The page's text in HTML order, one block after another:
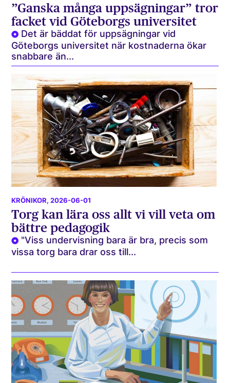
”Ganska många uppsägningar” tror
facket vid Göteborgs universitet
Det är bäddat för uppsägningar vid
Göteborgs universitet när kostnaderna ökar
snabbare än...
KRÖNIKOR, 2026-06-01
Torg kan lära oss allt vi vill veta om
bättre pedagogik
"Viss undervisning bara är bra, precis som
vissa torg bara drar oss till...